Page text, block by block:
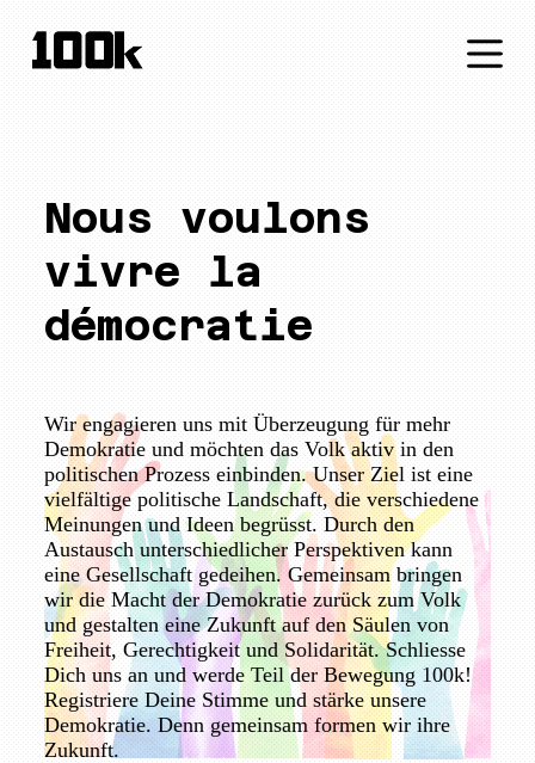
P
a
s
s
e
r
a
u
c
o
n
t
e
n
u
Nous voulons
vivre la
démocratie
Wir engagieren uns mit Überzeugung für mehr
Demokratie und möchten das Volk aktiv in den
politischen Prozess einbinden. Unser Ziel ist eine
vielfältige politische Landschaft, die verschiedene
Meinungen und Ideen begrüsst. Durch den
Austausch unterschiedlicher Perspektiven kann
eine Gesellschaft gedeihen. Gemeinsam bringen
wir die Macht der Demokratie zurück zum Volk
und gestalten eine Zukunft auf den Säulen von
Freiheit, Gerechtigkeit und Solidarität. Schliesse
Dich uns an und werde Teil der Bewegung 100k!
Registriere Deine Stimme und stärke unsere
Demokratie. Denn gemeinsam formen wir ihre
Zukunft.